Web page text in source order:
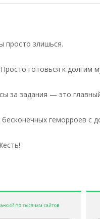
просто злишься.
готовься к долгим
за задания — это
геморроев с